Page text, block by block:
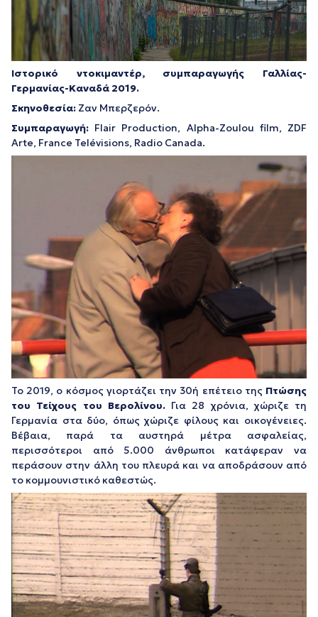
Ιστορικό ντοκιμαντέρ, συμπαραγωγής Γαλλίας-
Γερμανίας-Καναδά 2019.
Σκηνοθεσία: Ζαν Μπερζερόν.
Συμπαραγωγή: Flair Production, Alpha-Zoulou film, ZDF
Arte, France Telévisions, Radio Canada.
Το 2019, ο κόσμος γιορτάζει την 30ή επέτειο της Πτώσης
του Τείχους του Βερολίνου.Για 28 χρόνια, χώριζε τη
Γερμανία στα δύο, όπως χώριζε φίλους και οικογένειες.
Βέβαια, παρά τα αυστηρά μέτρα ασφαλείας,
περισσότεροι από 5.000 άνθρωποι κατάφεραν να
περάσουν στην άλλη του πλευρά και να αποδράσουν από
το κομμουνιστικό καθεστώς.